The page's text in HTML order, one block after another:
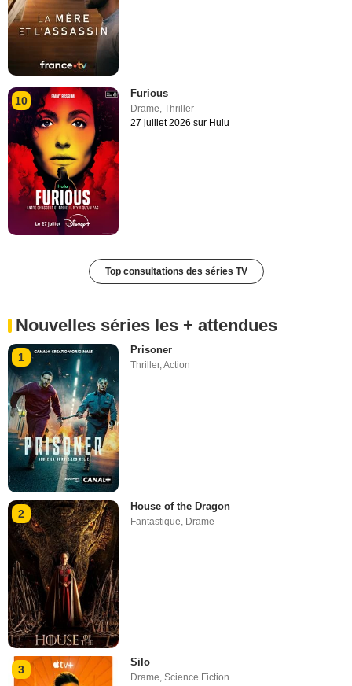
10
Furious
Drame,Thriller
27 juillet 2026 sur Hulu
Top consultations des séries TV
Nouvelles séries les + attendues
1
Prisoner
Thriller,Action
2
House of the Dragon
Fantastique Drame
3
Silo
Drame,Science Fiction